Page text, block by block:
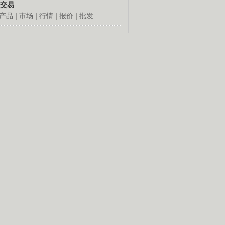
易
产品 | 市场 | 行情 | 报价 | 批发